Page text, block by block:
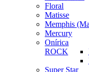
Floral
Matisse
Memphis
Mercury
Onírica
ROCK
Super Star